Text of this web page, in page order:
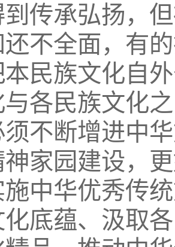
到传承弘扬，
还不全面，有
本民族文化自
与各民族文化
须不断增进中
神家园建设，
施中华优秀传
化底蕴、汲取